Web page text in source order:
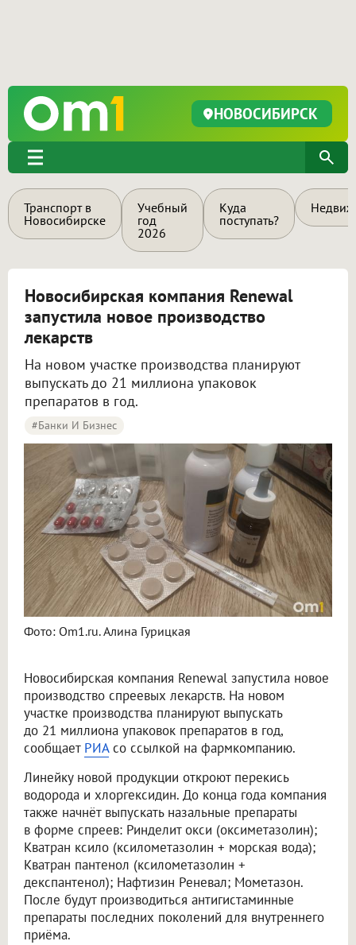
НОВОСИБИРСК
Транспорт в
Новосибирске
Учебный
год
2026
Куда
поступать?
Новосибирская компания Renewal
запустила новое производство
лекарств
На новом участке производства планируют
выпускать до 21 миллиона упаковок
препаратов в год.
#Банки И Бизнес
Фото: Om1.ru. Алина Гурицкая
Новосибирская компания Renewal запустила новое
производство спреевых лекарств. На новом
участке производства планируют выпускать
до 21 миллиона упаковок препаратов в год,
сообщает РИАсо ссылкой на фармкомпанию.
Линейку новой продукции откроют перекись
водорода и хлоргексидин. До конца года компания
также начнёт выпускать назальные препараты
в форме спреев: Ринделит окси (оксиметазолин);
Кватран ксило (ксилометазолин + морская вода);
Кватран пантенол (ксилометазолин +
декспантенол); Нафтизин Реневал; Мометазон.
После будут производиться антигистаминные
препараты последних поколений для внутреннего
приёма.